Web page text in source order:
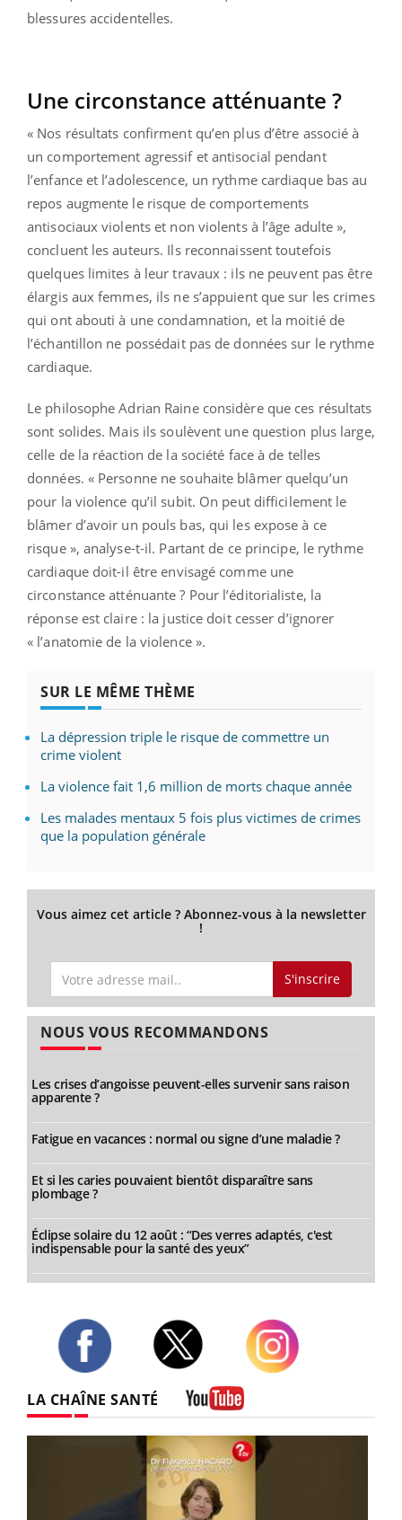
blessures accidentelles.
Une circonstance atténuante ?
« Nos résultats confirment qu’en plus d’être associé à
un comportement agressif et antisocial pendant
l’enfance et l’adolescence, un rythme cardiaque bas au
repos augmente le risque de comportements
antisociaux violents et non violents à l’âge adulte »,
concluent les auteurs. Ils reconnaissent toutefois
quelques limites à leur travaux : ils ne peuvent pas être
élargis aux femmes, ils ne s’appuient que sur les crimes
qui ont abouti à une condamnation, et la moitié de
l’échantillon ne possédait pas de données sur le rythme
cardiaque.
Le philosophe Adrian Raine considère que ces résultats
sont solides. Mais ils soulèvent une question plus large,
celle de la réaction de la société face à de telles
données. « Personne ne souhaite blâmer quelqu’un
pour la violence qu’il subit. On peut difficilement le
blâmer d’avoir un pouls bas, qui les expose à ce
risque », analyse-t-il. Partant de ce principe, le rythme
cardiaque doit-il être envisagé comme une
circonstance atténuante ? Pour l’éditorialiste, la
réponse est claire : la justice doit cesser d’ignorer
« l’anatomie de la violence ».
SUR LE MÊME THÈME
La dépression triple le risque de commettre un
crime violent
La violence fait 1,6 million de morts chaque année
Les malades mentaux 5 fois plus victimes de crimes
que la population générale
Vous aimez cet article ? Abonnez-vous à la newsletter
!
S'inscrire
NOUS VOUS RECOMMANDONS
Les crises d’angoisse peuvent-elles survenir sans raison
apparente ?
Fatigue en vacances : normal ou signe d’une maladie ?
Et si les caries pouvaient bientôt disparaître sans
plombage ?
Éclipse solaire du 12 août : “Des verres adaptés, c'est
indispensable pour la santé des yeux”
LA CHAÎNE SANTÉ